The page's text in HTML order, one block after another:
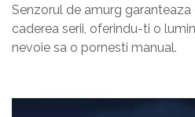
Senzorul de amurg
caderea serii, oferindu-ti o
nevoie sa o pornesti manual.